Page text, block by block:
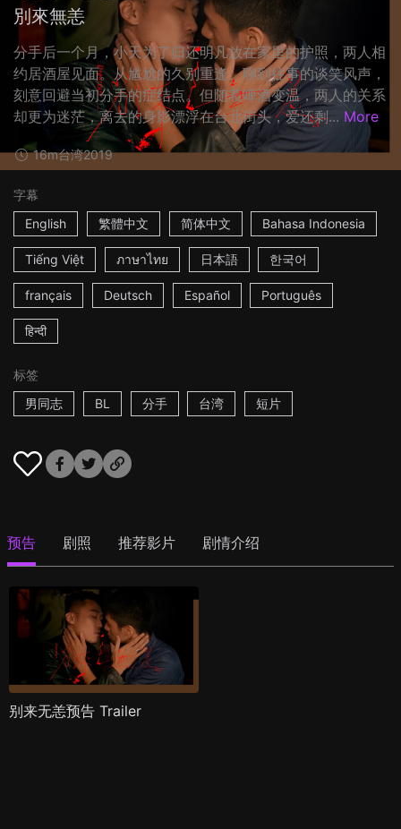
別來無恙
分手后一个月，小天为了归还明凡放在家里的护照，两人相
约居酒屋见面。从尴尬的久别重逢、聊到往事的谈笑风声，
刻意回避当初分手的症结点。但随着啤酒变温，两人的关系
却更为迷茫，离去的身影漂浮在台北街头，爱还剩... More
16m台湾2019
字幕
English
繁體中文 简体中文 Bahasa Indonesia
Tiếng Việt ภาษาไทย 日本語 한국어
français Deutsch Español Português
हिन्दी
标签
男同志
BL 分手 台湾 短片
预告 剧照 推荐影片 剧情介绍
别来无恙预告 Trailer